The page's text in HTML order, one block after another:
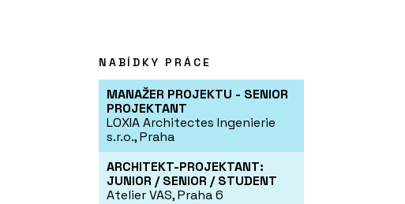
NABÍDKY PRÁCE
MANAŽER PROJEKTU - SENIOR
PROJEKTANT
LOXIA Architectes Ingenierie
s.r.o., Praha
ARCHITEKT-PROJEKTANT:
JUNIOR / SENIOR / STUDENT
Atelier VAS, Praha 6